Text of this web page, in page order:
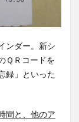
ンダー。新シ
ＱＲコードを
録」といった
間と、他のア